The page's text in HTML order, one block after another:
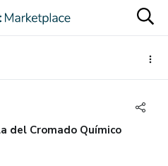
del Cromado Químico